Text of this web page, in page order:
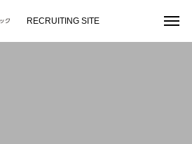
RECRUITING SITE